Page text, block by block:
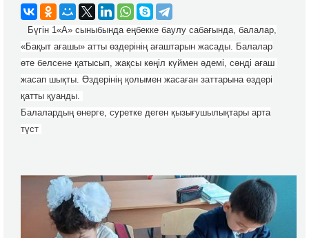
Бүгін 1«А» сыныбында еңбекке баулу сабағында, балалар,
«Бақыт ағашы» атты өздерінің ағаштарын жасады. Балалар
өте белсене қатысып, жақсы көңіл күймен әдемі, сәнді ағаш
жасап шықты. Өздерінің қолымен жасаған заттарына өздері
қатты қуанды.
Балалардың өнерге, суретке деген қызығушылықтары арта
түст